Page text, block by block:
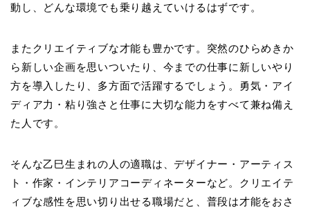
動し、どんな環境でも乗り越えていけるはずです。
またクリエイティブな才能も豊かです。突然のひらめきか
ら新しい企画を思いついたり、今までの仕事に新しいやり
方を導入したり、多方面で活躍するでしょう。勇気・アイ
ディア力・粘り強さと仕事に大切な能力をすべて兼ね備え
た人です。
そんな乙巳生まれの人の適職は、デザイナー・アーティス
ト・作家・インテリアコーディネーターなど。クリエイテ
ィブな感性を思い切り出せる職場だと、普段は才能をおさ